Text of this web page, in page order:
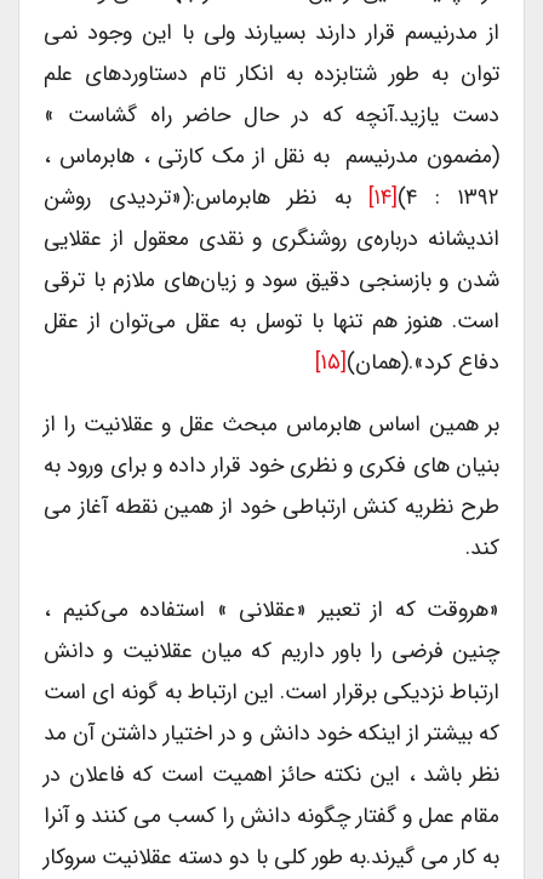
از مدرنیسم قرار دارند بسیارند ولی با این وجود نمی
توان به طور شتابزده به انکار تام دستاوردهای علم
دست یازید.آنچه که در حال حاضر راه گشاست »
(مضمون مدرنیسم به نقل از مک کارتی ، هابرماس ،
۱۳۹۲ : ۴)
[۱۴]
به نظر هابرماس:(«تردیدی روشن
اندیشانه درباره‌ی روشنگری و نقدی معقول از عقلایی
شدن و بازسنجی دقیق سود و زیان‌های ملازم با ترقی
است. هنوز هم تنها با توسل به عقل می‌توان از عقل
دفاع کرد».(همان)[۱۵]
بر همین اساس هابرماس مبحث عقل و عقلانیت را از
بنیان های فکری و نظری خود قرار داده و برای ورود به
طرح نظریه کنش ارتباطی خود از همین نقطه آغاز می
کند.
«هروقت که از تعبیر «عقلانی » استفاده می‌کنیم ،
چنین فرضی را باور داریم که میان عقلانیت و دانش
ارتباط نزدیکی برقرار است. این ارتباط به گونه ای است
که بیشتر از اینکه خود دانش و در اختیار داشتن آن مد
نظر باشد ، این نکته حائز اهمیت است که فاعلان در
مقام عمل و گفتار چگونه دانش را کسب می کنند و آنرا
به کار می گیرند.به طور کلی با دو دسته عقلانیت سروکار